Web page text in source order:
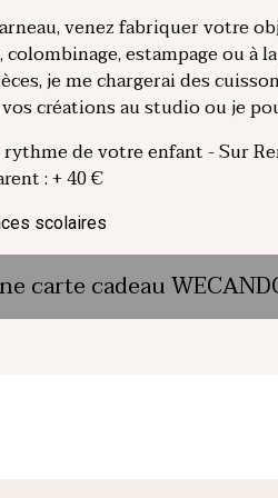
venez fabriquer votre
estampage ou à
je me chargerai des
créations au studio ou je
de votre enfant - Sur
: + 40 €
scolaires
carte cadeau